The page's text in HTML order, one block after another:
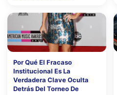
Por Qué El Fracaso
Institucional Es La
Verdadera Clave Oculta
Detrás Del Torneo De